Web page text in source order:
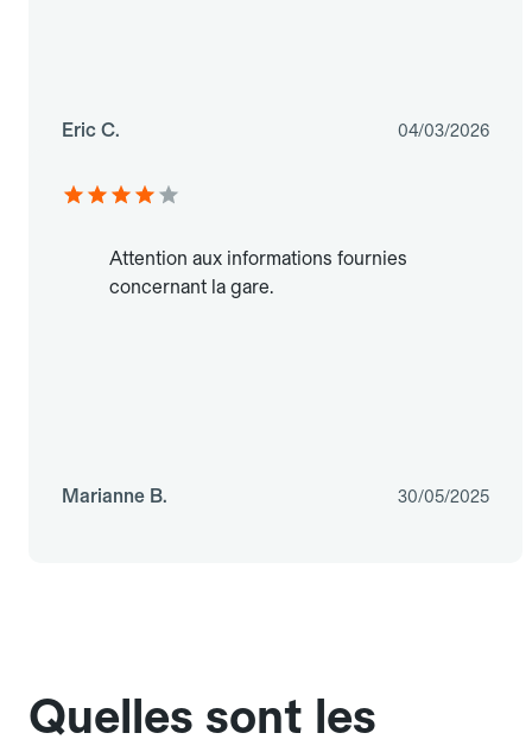
Eric C. 04/03/2026
Attention aux informations fournies
concernant la gare.
Marianne B. 30/05/2025
Quelles sont les